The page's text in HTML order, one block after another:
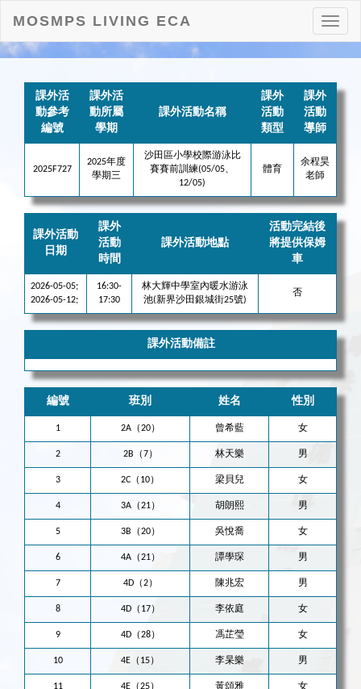
打
開
MOSMPS LIVING ECA
課外活
動參考
編號
課外活
動所屬
學期
課外活動名稱
課外
活動
類型
課外
活動
導師
2025F727
2025年度
學期三
沙田區小學校際游泳比
賽賽前訓練(05/05、
12/05)
體育
余程昊
老師
課外活動
日期
課外
活動
時間
課外活動地點
活動完結後
將提供保姆
車
2026-05-05;
2026-05-12;
16:30-
17:30
林大輝中學室內暖水游泳
池(新界沙田銀城街25號)
否
課外活動備註
編號 班別 姓名 性別
1 2A（20） 曾希藍 女
2 2B（7） 林天樂 男
3 2C（10） 梁貝兒 女
4 3A（21） 胡朗熙 男
5 3B（20） 吳悅喬 女
6 4A（21） 譚學琛 男
7 4D（2） 陳兆宏 男
8 4D（17） 李依庭 女
9 4D（28） 馮芷瑩 女
10 4E（15） 李杲樂 男
11 4E（25） 黃頌雅 女